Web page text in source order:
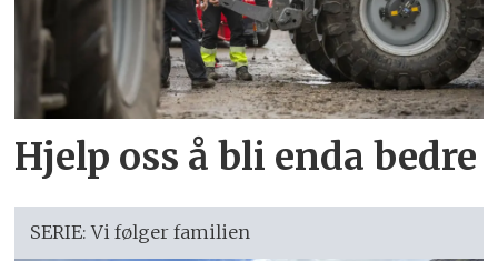
Hjelp oss å bli enda bedre
SERIE: Vi følger familien